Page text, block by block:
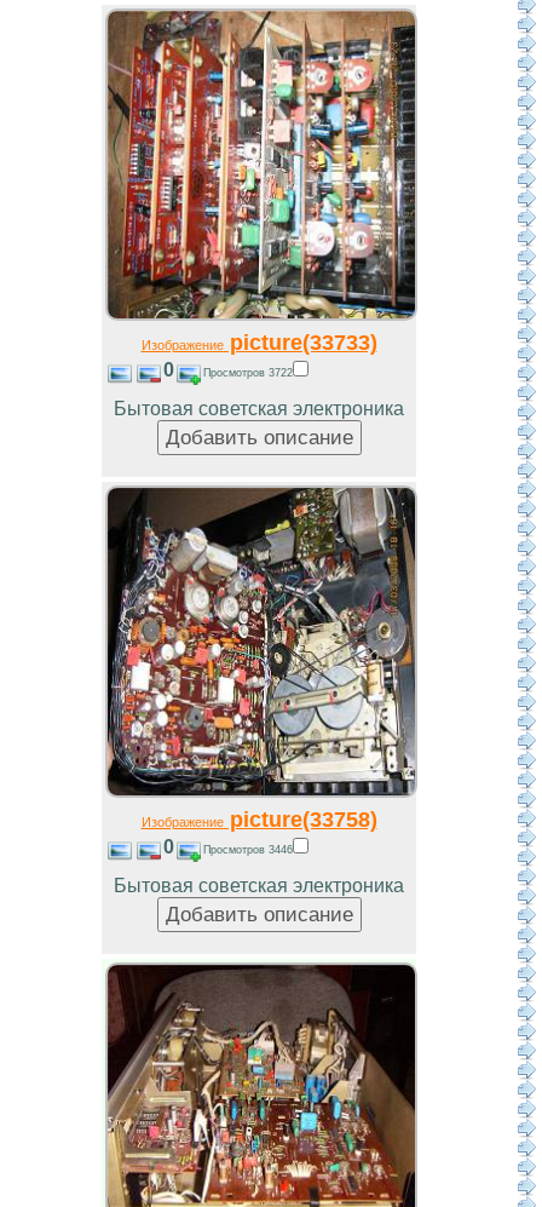
Изображениеpicture(33733)
0 Просмотров 3722
Бытовая советская электроника
Изображениеpicture(33758)
0 Просмотров 3446
Бытовая советская электроника